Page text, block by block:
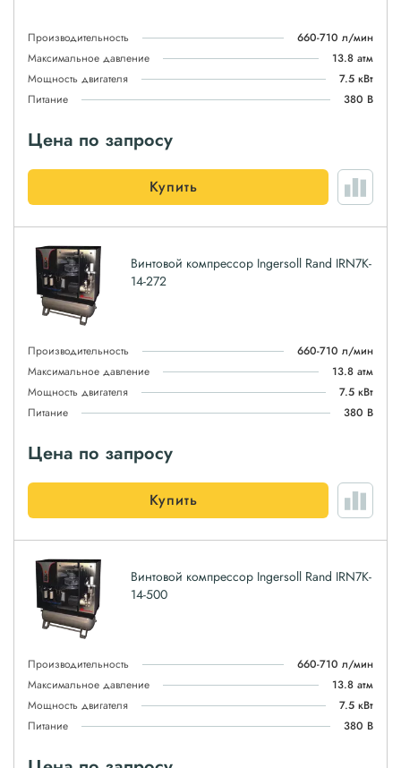
Производительность
660-710 л/мин
Максимальное давление
13.8 атм
Мощность двигателя
7.5 кВт
Питание
380 В
Цена по запросу
Купить
Винтовой компрессор Ingersoll Rand IRN7K-
14-272
Производительность
660-710 л/мин
Максимальное давление
13.8 атм
Мощность двигателя
7.5 кВт
Питание
380 В
Цена по запросу
Купить
Винтовой компрессор Ingersoll Rand IRN7K-
14-500
Производительность
660-710 л/мин
Максимальное давление
13.8 атм
Мощность двигателя
7.5 кВт
Питание
380 В